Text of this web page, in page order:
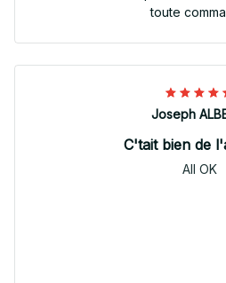
toute
C'tait bien de
All OK